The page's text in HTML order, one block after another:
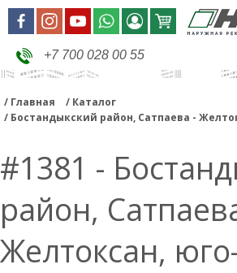
+7 700 028 00 55
Главная
Каталог
Бостандыкский район, Сатпаева -
#1381 -
район,
Желтоксан,